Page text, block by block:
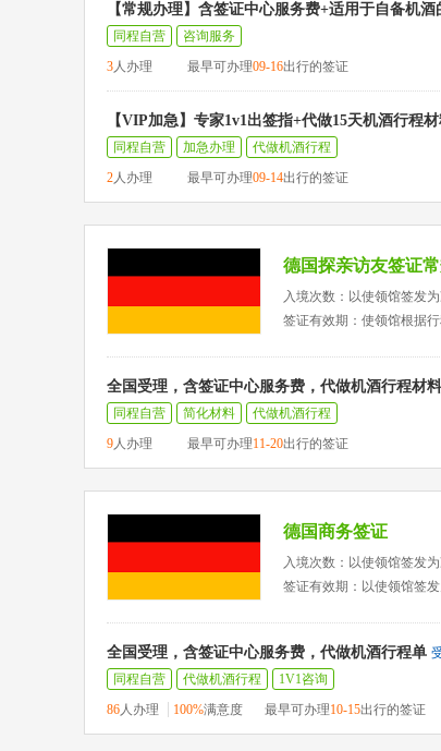
【常规办理】含签证中心服务费+适用于自备机酒
同程自营
咨询服务
3人办理 最早可办理09-16出行的签证
【VIP加急】专家1v1出签指+代做15天机酒行程
同程自营
加急办理
代做机酒行程
2人办理 最早可办理09-14出行的签证
德国探亲访友签证
入境次数：以使领馆签发
签证有效期：使领馆根据
全国受理，含签证中心服务费，代做机酒行程材
同程自营
简化材料
代做机酒行程
9人办理 最早可办理11-20出行的签证
德国商务签证
入境次数：以使领馆签发
签证有效期：以使领馆签
全国受理，含签证中心服务费，代做机酒行程单
同程自营
代做机酒行程
1V1咨询
86人办理 100%满意度 最早可办理10-15出行的签证